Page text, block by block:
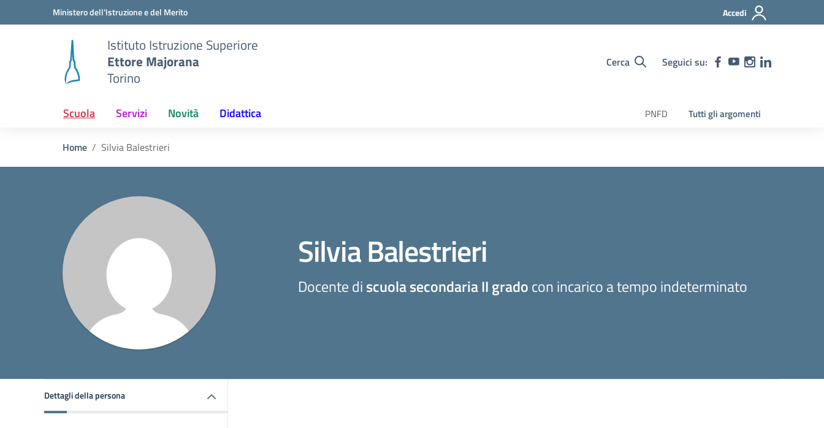
Vai ai contenuti
Vai al menu di navigazioneMinistero dell'Istruzione e del Merito Accedi
Istituto Istruzione Superiore
Ettore Majorana
Torino
Cerca Seguici su:
Scuola Servizi Novità Didattica PNFD Tutti gli argomenti
Home Silvia Balestrieri
Silvia Balestrieri
Docente discuola secondaria II gradocon incarico a tempo indeterminato
Dettagli della persona